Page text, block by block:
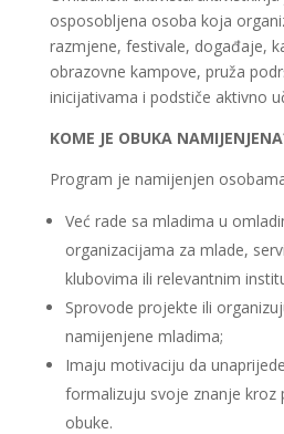
osposobljena osoba koja
razmjene, festivale, događaje,
obrazovne kampove, pruža
inicijativama i podstiče aktivno
KOME JE OBUKA
Program je namijenjen
Već rade sa mladima u
organizacijama za mlade,
klubovima ili relevantnim
Sprovode projekte ili
namijenjene mladima;
Imaju motivaciju da
formalizuju svoje znanje kroz
obuke.